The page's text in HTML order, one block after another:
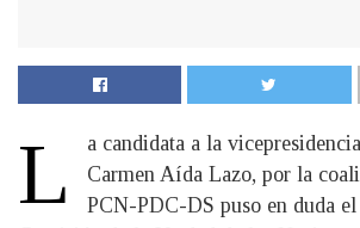
L
a candidata a la
Carmen Aída Lazo, por la
PCN-PDC-DS puso en duda